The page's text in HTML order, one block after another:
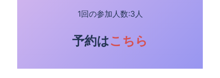
1回の参加人数:3人
予約はこちら